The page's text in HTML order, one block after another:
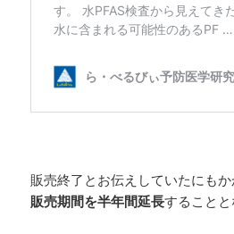
販売終了とお伝えしていたにもか
販売期間を半年間延長することと